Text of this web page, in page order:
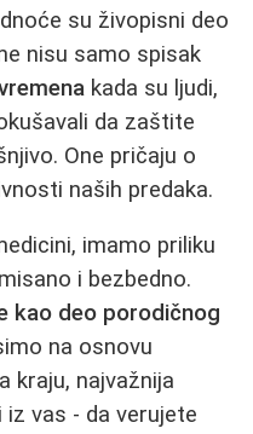
su živopisni deo
nisu samo spisak
kada su ljudi,
da zaštite
One pričaju o
naših predaka.
imamo priliku
i bezbedno.
kao deo porodičnog
na osnovu
kraju, najvažnija
vas - da verujete